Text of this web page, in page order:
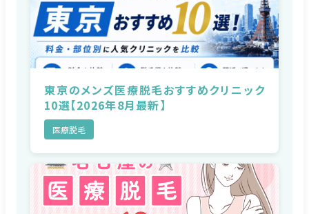
東京のメンズ医療脱毛おすすめクリニック
10選【2026年8月最新】
医療脱毛